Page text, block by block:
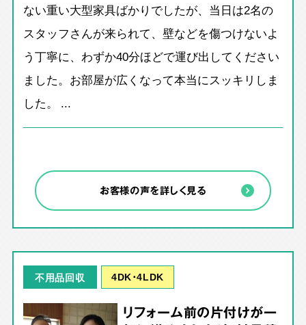
ない重い大型家具ばかりでしたが、当日は2名の
スタッフさんが来られて、壁などを傷つけないよ
う丁寧に、わずか40分ほどで運び出してください
ました。お部屋が広くなって本当にスッキリしま
した。 ...
お客様の声を詳しく見る
不用品回収 4DK･4LDK
リフォーム前の片付けが一